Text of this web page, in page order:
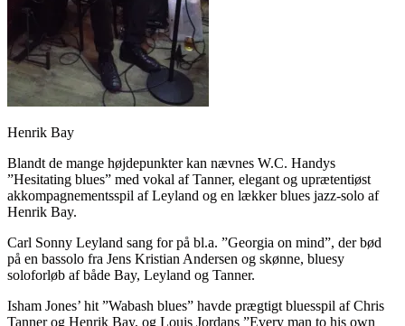
Henrik Bay
Blandt de mange højdepunkter kan nævnes W.C. Handys
”Hesitating blues” med vokal af Tanner, elegant og uprætentiøst
akkompagnementsspil af Leyland og en lækker blues jazz-solo af
Henrik Bay.
Carl Sonny Leyland sang for på bl.a. ”Georgia on mind”, der bød
på en bassolo fra Jens Kristian Andersen og skønne, bluesy
soloforløb af både Bay, Leyland og Tanner.
Isham Jones’ hit ”Wabash blues” havde prægtigt bluesspil af Chris
Tanner og Henrik Bay, og Louis Jordans ”Every man to his own